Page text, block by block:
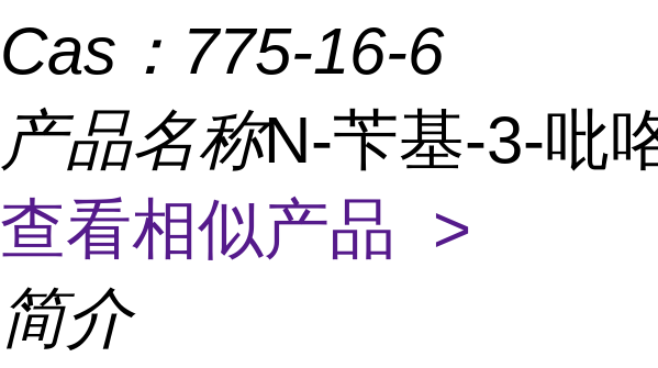
Cas： 775-16-6
产品名称N-苄基-3-吡
查看相似产品 >
简介